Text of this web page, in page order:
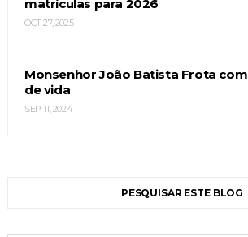
matrículas para 2026
OCT 27, 2025
Monsenhor João Batista Frota
de vida
SEP 11, 2024
PESQUISAR ESTE BLOG